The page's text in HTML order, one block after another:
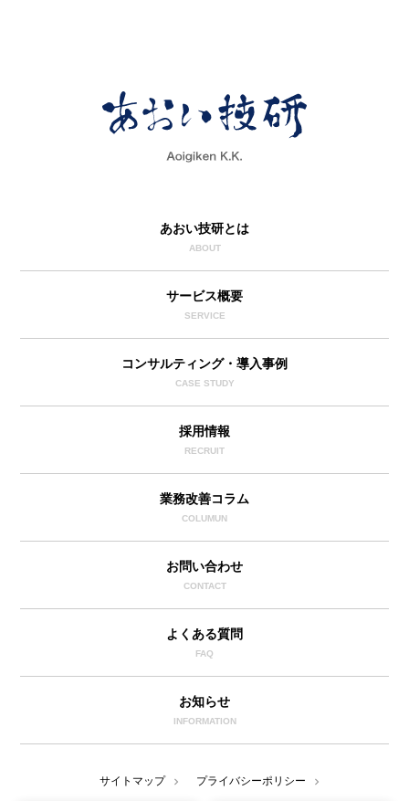
あおい技研とは
ABOUT
サービス概要
SERVICE
コンサルティング・導入事例
CASE STUDY
採用情報
RECRUIT
業務改善コラム
COLUMUN
お問い合わせ
CONTACT
よくある質問
FAQ
お知らせ
INFORMATION
サイトマップ chevron_right プライバシーポリシー chevron_right